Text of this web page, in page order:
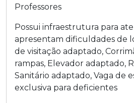
Professores
Possui infraestrutura para
apresentam dificuldades de
de visitação adaptado,
rampas, Elevador adaptado,
Sanitário adaptado, Vaga de
exclusiva para deficientes